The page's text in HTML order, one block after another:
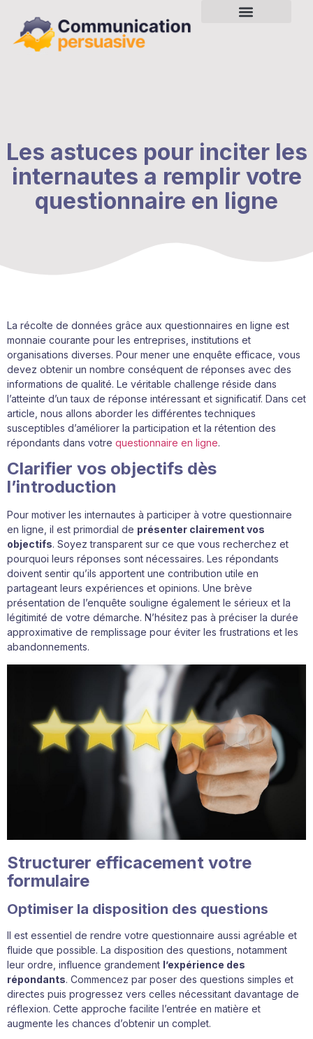
Les astuces pour inciter les
internautes a remplir votre
questionnaire en ligne
La récolte de données grâce aux questionnaires en ligne est
monnaie courante pour les entreprises, institutions et
organisations diverses. Pour mener une enquête efficace, vous
devez obtenir un nombre conséquent de réponses avec des
informations de qualité. Le véritable challenge réside dans
l’atteinte d’un taux de réponse intéressant et significatif. Dans cet
article, nous allons aborder les différentes techniques
susceptibles d’améliorer la participation et la rétention des
répondants dans votre questionnaire en ligne.
Clarifier vos objectifs dès
l’introduction
Pour motiver les internautes à participer à votre questionnaire
en ligne, il est primordial de présenter clairement vos
objectifs. Soyez transparent sur ce que vous recherchez et
pourquoi leurs réponses sont nécessaires. Les répondants
doivent sentir qu’ils apportent une contribution utile en
partageant leurs expériences et opinions. Une brève
présentation de l’enquête souligne également le sérieux et la
légitimité de votre démarche. N’hésitez pas à préciser la durée
approximative de remplissage pour éviter les frustrations et les
abandonnements.
Structurer efficacement votre
formulaire
Optimiser la disposition des questions
Il est essentiel de rendre votre questionnaire aussi agréable et
fluide que possible. La disposition des questions, notamment
leur ordre, influence grandement l’expérience des
répondants. Commencez par poser des questions simples et
directes puis progressez vers celles nécessitant davantage de
réflexion. Cette approche facilite l’entrée en matière et
augmente les chances d’obtenir un complet.